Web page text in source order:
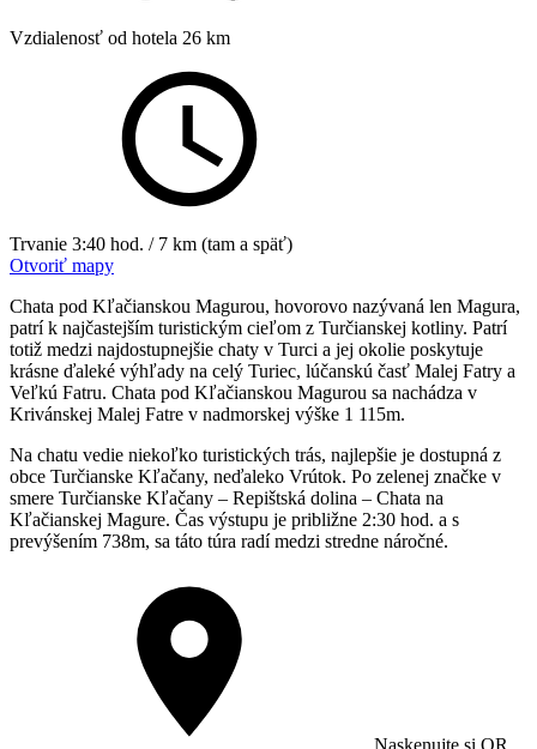
Vzdialenosť od hotela 26 km
Trvanie 3:40 hod. / 7 km (tam a späť)
Otvoriť mapy
Chata pod Kľačianskou Magurou, hovorovo nazývaná len Magura,
patrí k najčastejším turistickým cieľom z Turčianskej kotliny. Patrí
totiž medzi najdostupnejšie chaty v Turci a jej okolie poskytuje
krásne ďaleké výhľady na celý Turiec, lúčanskú časť Malej Fatry a
Veľkú Fatru. Chata pod Kľačianskou Magurou sa nachádza v
Krivánskej Malej Fatre v nadmorskej výške 1 115m.
Na chatu vedie niekoľko turistických trás, najlepšie je dostupná z
obce Turčianske Kľačany, neďaleko Vrútok. Po zelenej značke v
smere Turčianske Kľačany – Repištská dolina – Chata na
Kľačianskej Magure. Čas výstupu je približne 2:30 hod. a s
prevýšením 738m, sa táto túra radí medzi stredne náročné.
Naskenujte si QR